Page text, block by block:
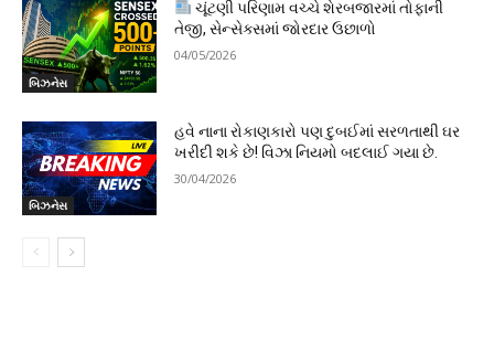
બિઝનેસ
ચૂંટણી પરિણામ વચ્ચે શેરબજારમાં તોફાની
તેજી, સેન્સેક્સમાં જોરદાર ઉછાળો
04/05/2026
બિઝનેસ
હવે નાના રોકાણકારો પણ દુબઈમાં સરળતાથી ઘર
ખરીદી શકે છે! વિઝા નિયમો બદલાઈ ગયા છે.
30/04/2026